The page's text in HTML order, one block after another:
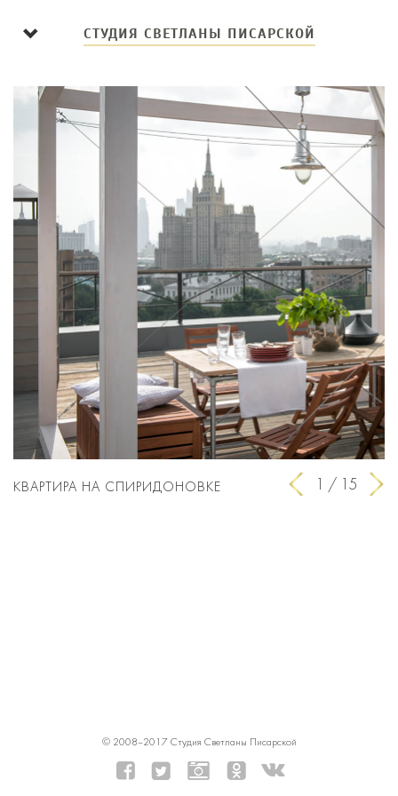
Меню СТУДИЯ СВЕТЛАНЫ ПИСАРСКОЙ
Предыдущий
1 / 15
КВАРТИРА НА СПИРИДОНОВКЕ
© 2008–2017 Студия Светланы Писарской